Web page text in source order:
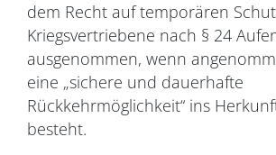
dem Recht auf temporären
Kriegsvertriebene nach § 24
ausgenommen, wenn
eine „sichere und dauerhafte
Rückkehrmöglichkeit“ ins
besteht.